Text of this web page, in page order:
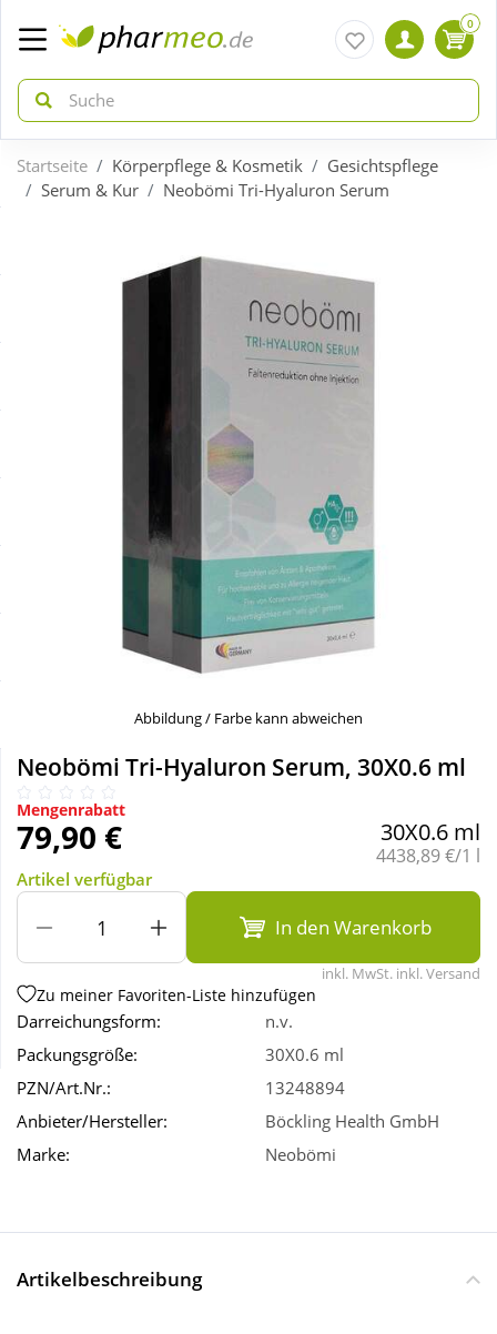
zurück
Täglich gut versorgt
zurück
Mutter & Kind
Nahrungsergänzung
Natur & Homöopathie
Sanitätshaus
Sport & Fitness
Tierbedarf
Wellness
0
Startseite Körperpflege & Kosmetik
Gesichtspflege
Serum & Kur
Neobömi Tri-Hyaluron Serum
Abbildung / Farbe kann abweichen
Neobömi Tri-Hyaluron Serum, 30X0.6 ml
Mengenrabatt
79,90 € 30X0.6 ml
Grundpreis:
4438,89 €/1 l
Artikel verfügbar
In den Warenkorb
inkl. MwSt. inkl. Versand
Zu meiner Favoriten-Liste hinzufügen
Darreichungsform:
n.v.
Packungsgröße:
30X0.6 ml
PZN/Art.Nr.:
13248894
Anbieter/Hersteller:
Böckling Health GmbH
Marke:
Neobömi
Artikelbeschreibung